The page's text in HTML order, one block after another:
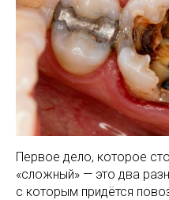
Первое дело, которое
«сложный» — это два
с которым придётся